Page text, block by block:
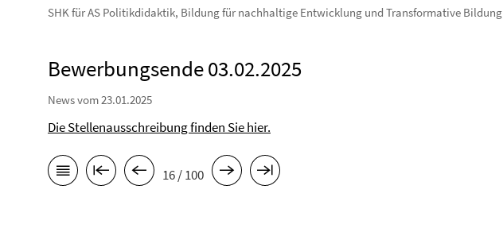
SHK für AS Politikdidaktik, Bildung für nachhaltige Entwicklung und Transformative Bildung
Bewerbungsende 03.02.2025
News vom 23.01.2025
Die Stellenausschreibung finden Sie hier.
16 / 100